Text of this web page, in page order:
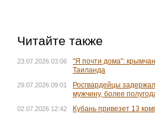
Читайте также
23.07.2026 03:06
"Я почти дома":
Таиланда
29.07.2026 09:01
Росгвардейцы
мужчину, более
02.07.2026 12:42 Кубань привезет 13